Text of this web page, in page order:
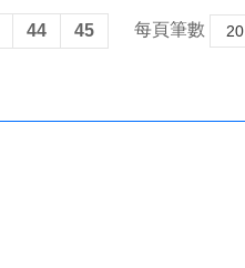
44 45 每頁筆數